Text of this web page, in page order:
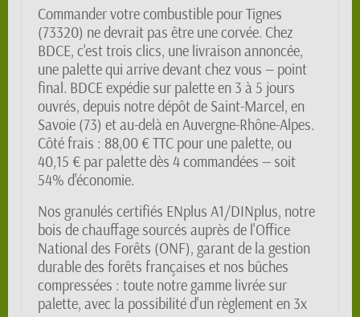
Commander votre combustible pour Tignes
(73320) ne devrait pas être une corvée. Chez
BDCE, c'est trois clics, une livraison annoncée,
une palette qui arrive devant chez vous — point
final. BDCE expédie sur palette en 3 à 5 jours
ouvrés, depuis notre dépôt de Saint-Marcel, en
Savoie (73) et au-delà en Auvergne-Rhône-Alpes.
Côté frais : 88,00 € TTC pour une palette, ou
40,15 € par palette dès 4 commandées — soit
54% d'économie.
Nos granulés certifiés ENplus A1/DINplus, notre
bois de chauffage sourcés auprès de l'Office
National des Forêts (ONF), garant de la gestion
durable des forêts françaises et nos bûches
compressées : toute notre gamme livrée sur
palette, avec la possibilité d'un règlement en 3x